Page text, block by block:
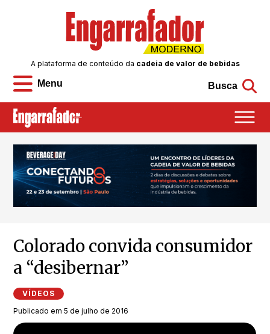
Menu
A plataforma de conteúdo da cadeia de valor de bebidas
Busca
Colorado convida consumidor
a “desibernar”
VÍDEOS
Publicado em 5 de julho de 2016